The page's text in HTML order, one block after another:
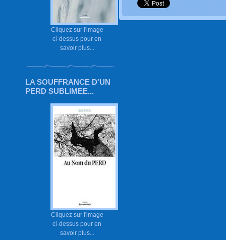
Cliquez sur l'image
ci-dessus pour en
savoir plus...
LA SOUFFRANCE D'UN
PERD SUBLIMEE...
Cliquez sur l'image
ci-dessus pour en
savoir plus...